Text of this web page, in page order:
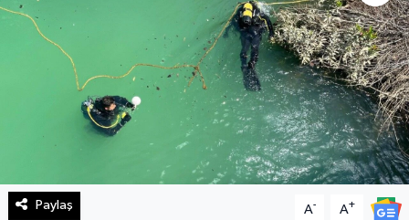
Paylaş A- A+
Magazin
Manşet Altı
Manşetler
Sağlık